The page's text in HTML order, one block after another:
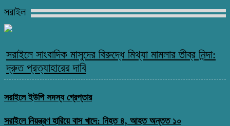
সরাইল
সরাইলে সাংবাদিক মাসুদের বিরুদ্ধে মিথ্যা মামলার তীব্র নিন্দা:
দ্রুত প্রত্যাহারের দাবি
সরাইলে ইউপি সদস্য গ্রেপ্তার
সরাইলে নিয়ন্ত্রণ হারিয়ে বাস খাদে: নিহত ৪, আহত অন্তত ১০